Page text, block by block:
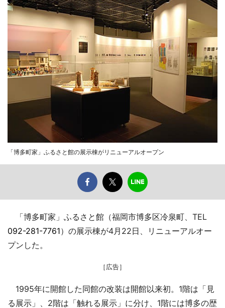
「博多町家」ふるさと館の展示棟がリニューアルオープン
「博多町家」ふるさと館（福岡市博多区冷泉町、TEL
092-281-7761）の展示棟が4月22日、リニューアルオー
プンした。
［広告］
1995年に開館した同館の改装は開館以来初。1階は「見
る展示」、2階は「触れる展示」に分け、1階には博多の歴